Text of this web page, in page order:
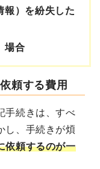
報）を紛失した
場合
頼する費用
手続きは、すべ
し、手続きが煩
依頼するのが一